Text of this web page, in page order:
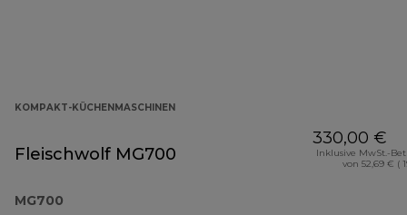
KOMPAKT-KÜCHENMASCHINEN
Fleischwolf MG700
MG700
330,00 €
Inklusive MwSt.-
von 52,69 € (